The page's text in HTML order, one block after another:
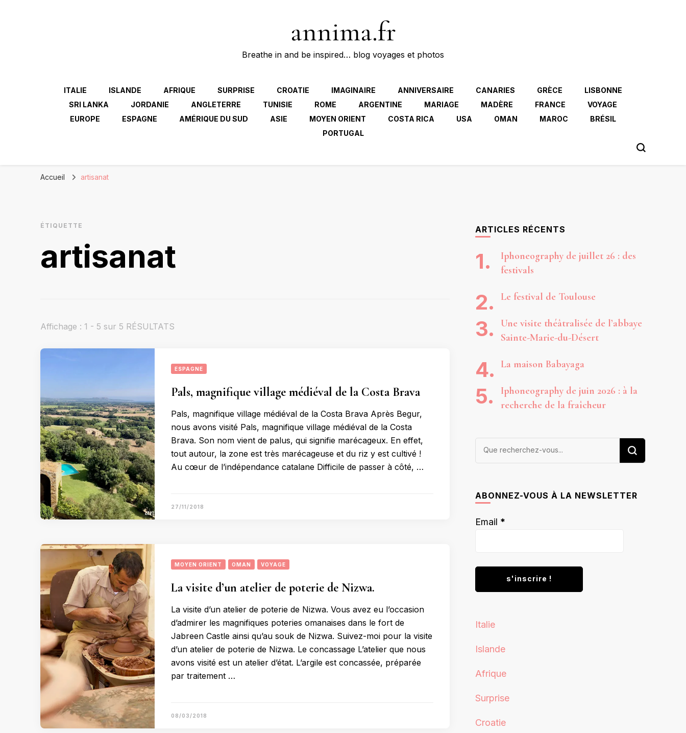
annima.fr
Breathe in and be inspired… blog voyages et photos
ITALIE ISLANDE AFRIQUE SURPRISE CROATIE IMAGINAIRE ANNIVERSAIRE CANARIES GRÈCE
LISBONNE
SRI LANKA
JORDANIE ANGLETERRE TUNISIE ROME ARGENTINE MARIAGE MADÈRE FRANCE
VOYAGE
EUROPE
ESPAGNE AMÉRIQUE DU SUD ASIE MOYEN ORIENT COSTA RICA USA OMAN MAROC
BRÉSIL
PORTUGAL
Accueil artisanat
ÉTIQUETTE
artisanat
Affichage : 1 - 5 sur 5 RÉSULTATS
ESPAGNE
Pals, magnifique village médiéval de la Costa Brava
Pals, magnifique village médiéval de la Costa Brava Après Begur,
nous avons visité Pals, magnifique village médiéval de la Costa
Brava. Son nom vient de palus, qui signifie marécageux. En effet,
tout autour, la zone est très marécageuse et du riz y est cultivé !
Au cœur de l’indépendance catalane Difficile de passer à côté, …
27/11/2018
MOYEN ORIENT OMAN VOYAGE
La visite d’un atelier de poterie de Nizwa.
La visite d’un atelier de poterie de Nizwa. Vous avez eu l’occasion
d’admirer les magnifiques poteries omanaises dans le fort de
Jabreen Castle ainsi qu’au souk de Nizwa. Suivez-moi pour la visite
d’un atelier de poterie de Nizwa. Le concassage L’atelier que nous
avons visité est un atelier d’état. L’argile est concassée, préparée
par traitement …
08/03/2018
ARTICLES RÉCENTS
Iphoneography de juillet 26 : des
festivals
Le festival de Toulouse
Une visite théâtralisée de l’abbaye
Sainte-Marie-du-Désert
La maison Babayaga
Iphoneography de juin 2026 : à la
recherche de la fraîcheur
Vous
ABONNEZ-VOUS À LA NEWSLETTER
Email *
Italie
Islande
Afrique
Surprise
Croatie